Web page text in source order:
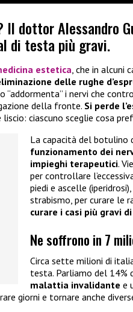
Il dottor Alessandro
di testa più gravi.
estetica, che in alcuni
delle rughe
“addormenta” i nervi che
della fronte. Si perde
ciascuno sceglie cosa
La capacità del botulino
funzionamento dei
impieghi terapeutici.
per controllare
piedi e ascelle
strabismo, per curare le
curare i casi più gravi
Ne soffrono in 7
Circa sette milioni di
testa. Parliamo del 14%
malattia invalidante e
giorni e tornare anche